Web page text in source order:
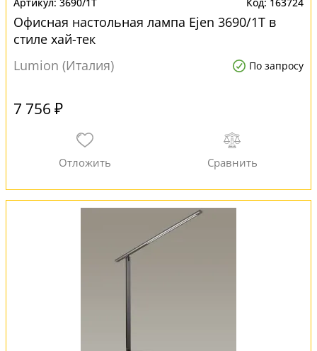
Офисная настольная лампа Ejen 3690/1T в
стиле хай-тек
Lumion (Италия)
По запросу
7 756 ₽